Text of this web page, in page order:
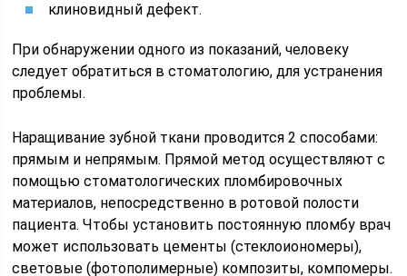
клиновидный дефект.
При обнаружении одного из показаний, человеку
следует обратиться в стоматологию, для устранения
проблемы.
Наращивание зубной ткани проводится 2 способами:
прямым и непрямым. Прямой метод осуществляют с
помощью стоматологических пломбировочных
материалов, непосредственно в ротовой полости
пациента. Чтобы установить постоянную пломбу врач
может использовать цементы (стеклоиономеры),
световые (фотополимерные) композиты, компомеры.